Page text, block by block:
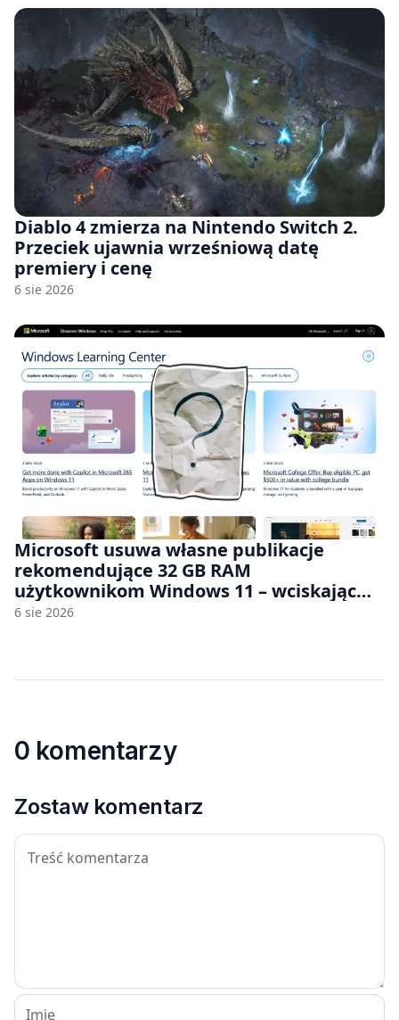
Diablo 4 zmierza na Nintendo Switch 2.
Przeciek ujawnia wrześniową datę
premiery i cenę
6 sie 2026
Microsoft usuwa własne publikacje
rekomendujące 32 GB RAM
użytkownikom Windows 11 – wciskając
nam przy tym komputery z 8 GB RAM po
6 sie 2026
0 komentarzy
Zostaw komentarz